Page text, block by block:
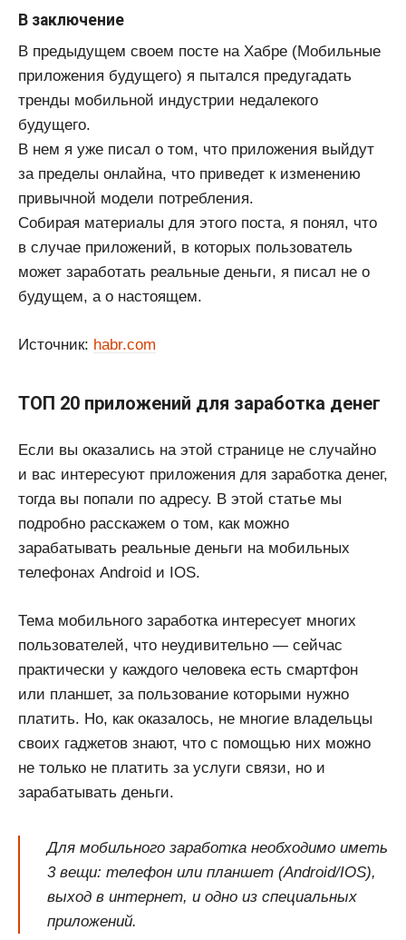
В заключение
В предыдущем своем посте на Хабре (Мобильные
приложения будущего) я пытался предугадать
тренды мобильной индустрии недалекого
будущего.
В нем я уже писал о том, что приложения выйдут
за пределы онлайна, что приведет к изменению
привычной модели потребления.
Собирая материалы для этого поста, я понял, что
в случае приложений, в которых пользователь
может заработать реальные деньги, я писал не о
будущем, а о настоящем.
Источник: habr.com
ТОП 20 приложений для заработка денег
Если вы оказались на этой странице не случайно
и вас интересуют приложения для заработка денег,
тогда вы попали по адресу. В этой статье мы
подробно расскажем о том, как можно
зарабатывать реальные деньги на мобильных
телефонах Android и IOS.
Тема мобильного заработка интересует многих
пользователей, что неудивительно — сейчас
практически у каждого человека есть смартфон
или планшет, за пользование которыми нужно
платить. Но, как оказалось, не многие владельцы
своих гаджетов знают, что с помощью них можно
не только не платить за услуги связи, но и
зарабатывать деньги.
Для мобильного заработка необходимо иметь
3 вещи: телефон или планшет (Android/IOS),
выход в интернет, и одно из специальных
приложений.